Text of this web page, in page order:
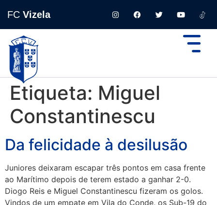
FC Vizela
Etiqueta: Miguel
Constantinescu
Da felicidade à desilusão
Juniores deixaram escapar três pontos em casa frente
ao Marítimo depois de terem estado a ganhar 2-0.
Diogo Reis e Miguel Constantinescu fizeram os golos.
Vindos de um empate em Vila do Conde, os Sub-19 do